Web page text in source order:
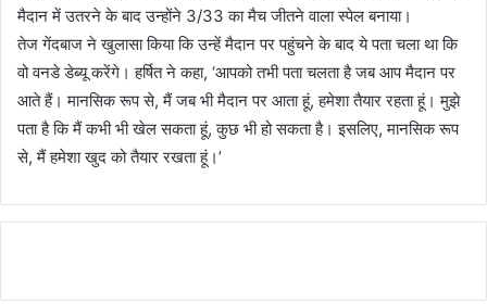
मैदान में उतरने के बाद उन्होंने 3/33 का मैच जीतने वाला स्पेल बनाया।
तेज गेंदबाज ने खुलासा किया कि उन्हें मैदान पर पहुंचने के बाद ये पता चला था कि
वो वनडे डेब्यू करेंगे। हर्षित ने कहा, ‘आपको तभी पता चलता है जब आप मैदान पर
आते हैं। मानसिक रूप से, मैं जब भी मैदान पर आता हूं, हमेशा तैयार रहता हूं। मुझे
पता है कि मैं कभी भी खेल सकता हूं, कुछ भी हो सकता है। इसलिए, मानसिक रूप
से, मैं हमेशा खुद को तैयार रखता हूं।’